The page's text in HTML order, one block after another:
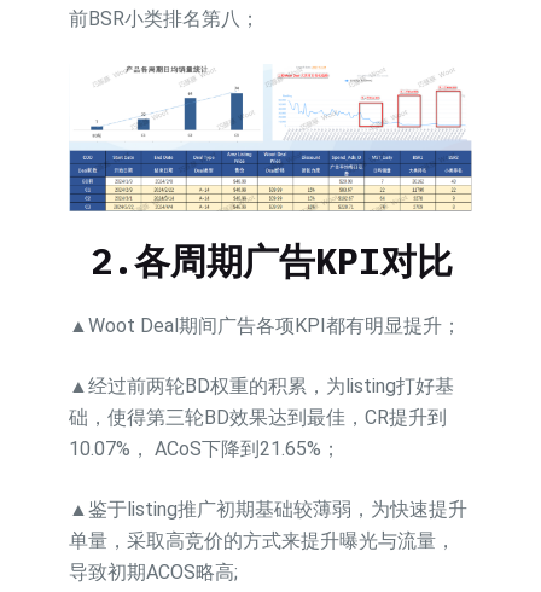
前BSR小类排名第八；
2.各周期广告KPI对比
▲Woot Deal期间广告各项KPI都有明显提升；
▲经过前两轮BD权重的积累，为listing打好基
础，使得第三轮BD效果达到最佳，CR提升到
10.07%， ACoS下降到21.65%；
▲鉴于listing推广初期基础较薄弱，为快速提升
单量，采取高竞价的方式来提升曝光与流量，
导致初期ACOS略高;